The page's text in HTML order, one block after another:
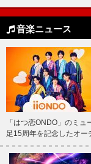
音楽ニュース
「はつ恋ONDO」のミ
足15周年を記念したオ